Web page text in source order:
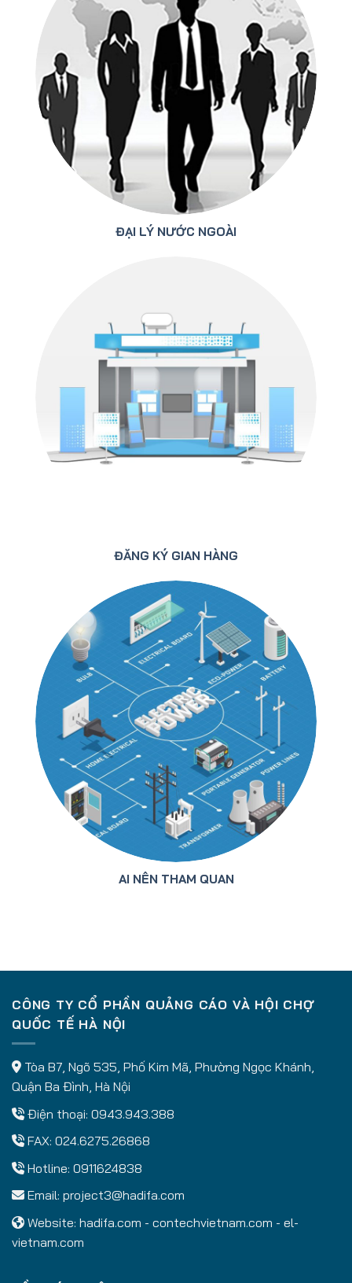
ĐẠI LÝ NƯỚC NGOÀI
ĐĂNG KÝ GIAN HÀNG
AI NÊN THAM QUAN
CÔNG TY CỔ PHẦN QUẢNG CÁO VÀ HỘI CHỢ
QUỐC TẾ HÀ NỘI
Tòa B7, Ngõ 535, Phố Kim Mã, Phường Ngọc Khánh,
Quận Ba Đình, Hà Nội
Điện thoại: 0943.943.388
FAX: 024.6275.26868
Hotline: 0911624838
Email: project3@hadifa.com
Website: hadifa.com - contechvietnam.com - el-
vietnam.com